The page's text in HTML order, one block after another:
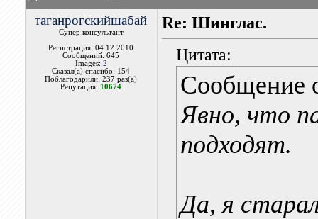
таганрогскийшабай
Супер консультант
Регистрация: 04.12.2010
Сообщений: 645
Images: 2
Сказал(а) спасибо: 154
Поблагодарили: 237 раз(а)
Репутация: 10674
Re: Шинглас.
Цитата:
Сообщение
Явно, что
подходят.
Да, я